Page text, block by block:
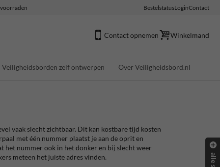
BestelstatusLoginContact
Contact opnemen Winkelmand
Veiligheidsborden zelf ontwerpen Over Veiligheidsbord.nl
vaak slecht zichtbaar. Dit kan kostbare tijd kosten
met één nummer plaatst je aan de oprit en
nummer ook in het donker en bij slecht weer
meteen het juiste adres vinden.